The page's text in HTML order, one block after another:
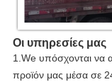
Οι υπηρεσίες μας
1.We υπόσχονται να
προϊόν μας μέσα σε